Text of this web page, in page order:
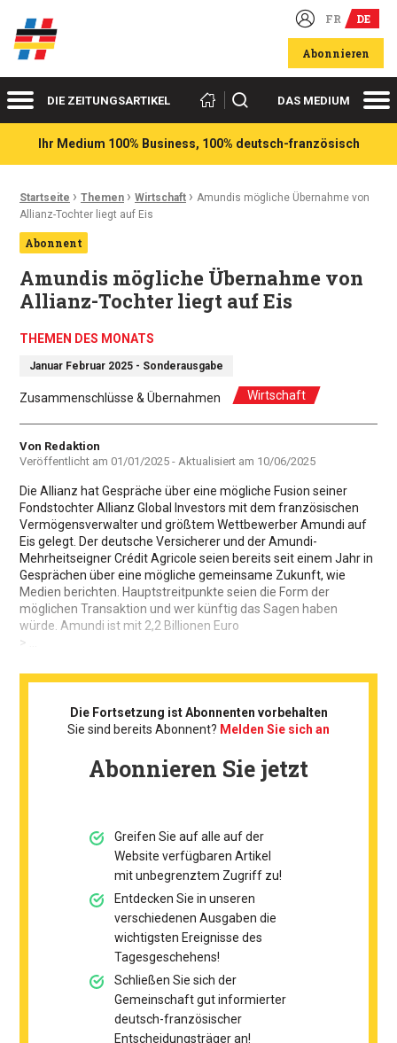
Deutsch-französische Wirtschaftsakteure FR DE
Abonnieren
MenüDIE ZEITUNGSARTIKEL Suchen DAS MEDIUM
Ihr Medium 100% Business, 100% deutsch-französisch
Ariadnefaden:
Startseite › Themen › Wirtschaft › Amundis mögliche Übernahme von
Allianz-Tochter liegt auf Eis
Abonnent
Amundis mögliche Übernahme von
Allianz-Tochter liegt auf Eis
THEMEN DES MONATS
Januar Februar 2025 - Sonderausgabe
Zusammenschlüsse & Übernahmen Wirtschaft
Autor
Von Redaktion
Veröffentlicht am 01/01/2025 - Aktualisiert am 10/06/2025
Die Allianz hat Gespräche über eine mögliche Fusion seiner
Fondstochter Allianz Global Investors mit dem französischen
Vermögensverwalter und größtem Wettbewerber Amundi auf
Eis gelegt. Der deutsche Versicherer und der Amundi-
Mehrheitseigner Crédit Agricole seien bereits seit einem Jahr in
Gesprächen über eine mögliche gemeinsame Zukunft, wie
Medien berichten. Hauptstreitpunkte seien die Form der
möglichen Transaktion und wer künftig das Sagen haben
würde. Amundi ist mit 2,2 Billionen Euro
> ...
Die Fortsetzung ist Abonnenten vorbehalten
Sie sind bereits Abonnent? Melden Sie sich an
Abonnieren Sie jetzt
Greifen Sie auf alle auf der
Website verfügbaren Artikel
mit unbegrenztem Zugriff zu!
Entdecken Sie in unseren
verschiedenen Ausgaben die
wichtigsten Ereignisse des
Tagesgeschehens!
Schließen Sie sich der
Gemeinschaft gut informierter
deutsch-französischer
Entscheidungsträger an!